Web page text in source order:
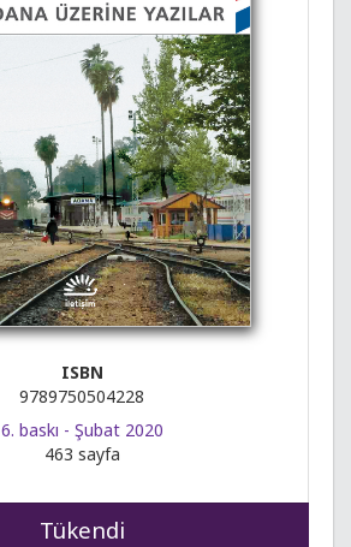
ISBN
9789750504228
6. baskı - Şubat 2020
463 sayfa
Tükendi